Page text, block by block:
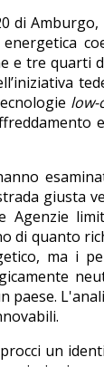
di
e tre quarti
low-
giusta
Agenzie
di quanto
ma i
paese.
un